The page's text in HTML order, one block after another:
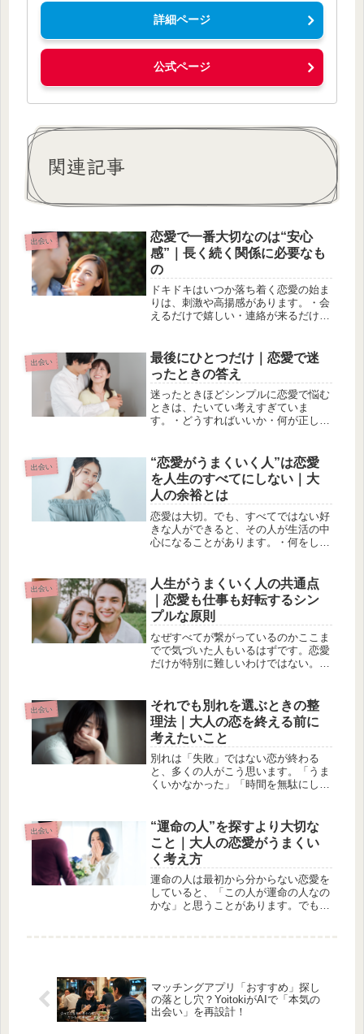
詳細ページ
公式ページ
関連記事
出会い
恋愛で一番大切なのは“安心
感”｜長く続く関係に必要なも
の
ドキドキはいつか落ち着く恋愛の始ま
りは、刺激や高揚感があります。・会
えるだけで嬉しい・連絡が来るだけで
これは悪いことではなく、関係が自然
な形に変わっていく流れです。最後に
残...
出会い
最後にひとつだけ｜恋愛で迷
ったときの答え
迷ったときほどシンプルに恋愛で悩む
ときは、たいてい考えすぎていま
す。・どうすればいいか・何が正しい
見るべきポイントは一つだけそんなと
きは、ここだけ見ればいい。「無理を
してい...
出会い
“恋愛がうまくいく人”は恋愛
を人生のすべてにしない｜大
人の余裕とは
恋愛は大切。でも、すべてではない好
きな人ができると、その人が生活の中
心になることがあります。・何をして
は自然なことです。でも、恋愛だけが
人生になると、心のバランスは崩れや
すく...
出会い
人生がうまくいく人の共通点
｜恋愛も仕事も好転するシン
プルな原則
なぜすべてが繋がっているのかここま
でで気づいた人もいるはずです。恋愛
だけが特別に難しいわけではない。・
でも、人生全体に影響しています。つ
まり、恋愛が整う人は、人生も整って
い...
出会い
それでも別れを選ぶときの整
理法｜大人の恋を終える前に
考えたいこと
別れは「失敗」ではない恋が終わる
と、多くの人がこう思います。「うま
くいかなかった」「時間を無駄にし
間を共有し、学びがあった。それだけ
で、すでに意味のある関係です。別れ
を考え...
出会い
“運命の人”を探すより大切な
こと｜大人の恋愛がうまくい
く考え方
運命の人は最初から分からない恋愛を
していると、「この人が運命の人なの
かな」と思うことがあります。でも実
マッチングアプリ「おすすめ」探し
の落とし穴？YoitokiがAIで「本気の
出会い」を再設計！